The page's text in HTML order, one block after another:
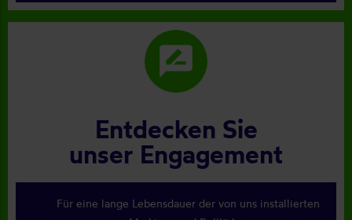
rate_review
Entdecken Sie
unser Engagement
Für eine lange Lebensdauer der von uns installierten